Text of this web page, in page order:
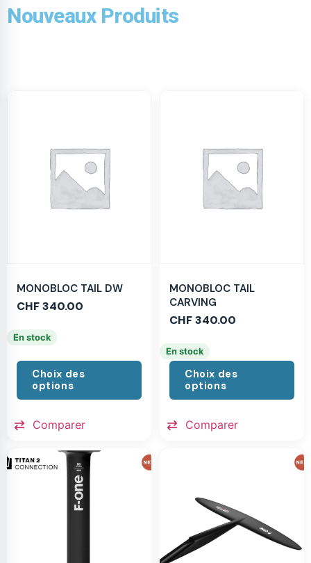
Nouveaux Produits
MONOBLOC TAIL DW
CHF340.00
En stock
Choix des
options
Comparer
MONOBLOC TAIL
CARVING
CHF340.00
En stock
Choix des
options
Comparer